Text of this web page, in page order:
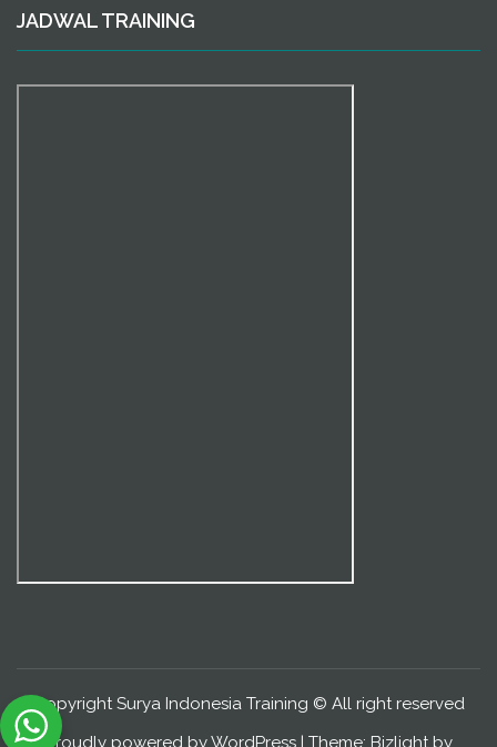
JADWAL TRAINING
Copyright Surya Indonesia Training © All right reserved
Proudly powered by WordPress | Theme: Bizlight by